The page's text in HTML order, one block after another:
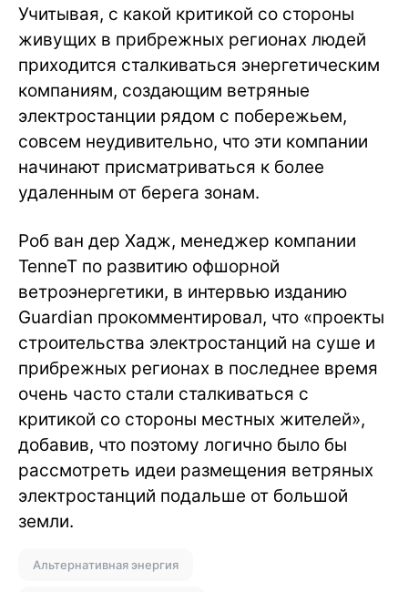
Учитывая, с какой критикой со стороны
живущих в прибрежных регионах людей
приходится сталкиваться энергетическим
компаниям, создающим ветряные
электростанции рядом с побережьем,
совсем неудивительно, что эти компании
начинают присматриваться к более
удаленным от берега зонам.
Роб ван дер Хадж, менеджер компании
TenneT по развитию офшорной
ветроэнергетики, в интервью изданию
Guardian прокомментировал, что «проекты
строительства электростанций на суше и
прибрежных регионах в последнее время
очень часто стали сталкиваться с
критикой со стороны местных жителей»,
добавив, что поэтому логично было бы
рассмотреть идеи размещения ветряных
электростанций подальше от большой
земли.
Альтернативная энергия